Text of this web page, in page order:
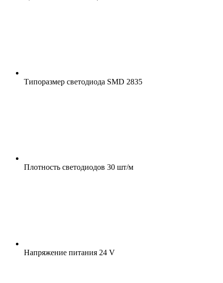
Типоразмер светодиода SMD 2835
Плотность светодиодов 30 шт/м
Напряжение питания 24 V